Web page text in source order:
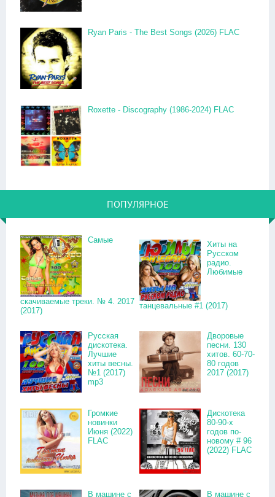
Ryan Paris - The Best Songs (2026) FLAC
Roxette - Discography (1986-2024) FLAC
ПОПУЛЯРНОЕ
Самые
скачиваемые треки. № 4. 2017
(2017)
Хиты на
Русском
радио.
Любимые
танцевальные #1 (2017)
Русская
дискотека.
Лучшие
хиты весны.
№1 (2017)
mp3
Дворовые
песни. 130
хитов. 60-70-
80 годов
2017 (2017)
Громкие
новинки
Июня (2022)
FLAC
Дискотека
80-90-х
годов по-
новому # 96
(2022) FLAC
В машине с В машине с